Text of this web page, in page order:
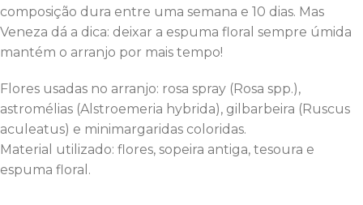
composição dura entre uma semana e 10 dias. Mas
Veneza dá a dica: deixar a espuma floral sempre úmida
mantém o arranjo por mais tempo!
Flores usadas no arranjo: rosa spray (Rosa spp.),
astromélias (Alstroemeria hybrida), gilbarbeira (Ruscus
aculeatus) e minimargaridas coloridas.
Material utilizado: flores, sopeira antiga, tesoura e
espuma floral.